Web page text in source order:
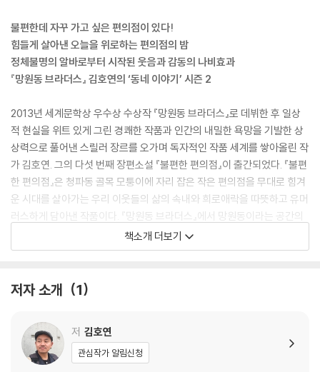
불편한데 자꾸 가고 싶은 편의점이 있다!
힘들게 살아낸 오늘을 위로하는 편의점의 밤
정체불명의 알바로부터 시작된 웃음과 감동의 나비효과
『망원동 브라더스』 김호연의 ‘동네 이야기’ 시즌 2
2013년 세계문학상 우수상 수상작 『망원동 브라더스』로 데뷔한 후 일상
적 현실을 위트 있게 그린 경쾌한 작품과 인간의 내밀한 욕망을 기발한 상
상력으로 풀어낸 스릴러 장르를 오가며 독자적인 작품 세계를 쌓아올린 작
가 김호연. 그의 다섯 번째 장편소설 『불편한 편의점』이 출간되었다. 『불편
한 편의점』은 청파동 골목 모퉁이에 자리 잡은 작은 편의점을 무대로 힘겨
운 시대를 살아가는 우리 이웃들의 삶의 속내와 희로애락을 따뜻하고 유머
러스하게 담아낸 작품이다. 『망원동 브라더스』에서 망원동이라는 공간의
체험적 지리지를 잘 활용해 유쾌한 재미와 공감을 이끌어냈듯 이번에는 서
울의 오래된 동네 청파동에 대한 공감각을 생생하게 포착해 또 하나의 흥
갑을 주워준 인연으로 그녀가 운영하는 편의점에서 야간 알바를 하면서 이
야기가 시작된다. 덩치가 곰 같은 이 사내는 알코올성 치매로 과거를 기억
하지 못하는 데다 말도 어눌하고 행동도 굼떠 과연 손님을 제대로 상대할
책소개 더보기
저자 소개 1
저 김호연
관심작가 알림신청